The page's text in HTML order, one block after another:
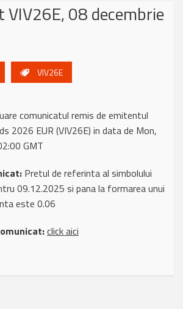
VIV26E, 08 decembrie
VIV26E
comunicatul remis de emitentul
2026 EUR (VIV26E) in data de Mon,
GMT
Pretul de referinta al simbolului
09.12.2025 si pana la formarea unui
este 0.06
click aici